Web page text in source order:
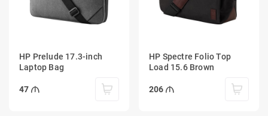
HP Prelude 17.3-inch
Laptop Bag
47
HP Spectre Folio Top
Load 15.6 Brown
206